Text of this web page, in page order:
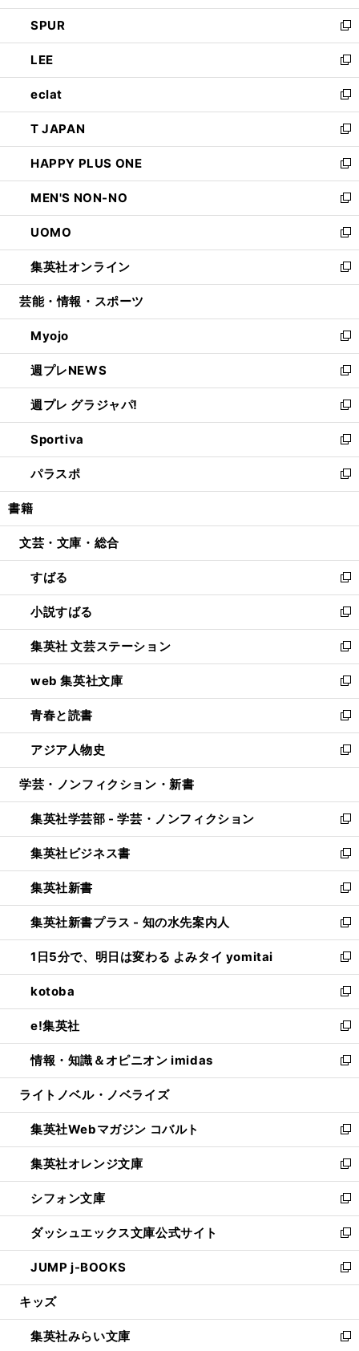
ウ
で
開
く
ン
ド
ウ
で
開
く
ウ
ィ
ン
ド
ウ
で
開
く
し
い
ウ
ィ
ン
ド
ウ
で
開
く
SPUR
新
し
い
ウ
ィ
ン
ド
ウ
で
開
く
LEE
新
し
い
ウ
ィ
ン
ド
ウ
で
開
く
eclat
新
し
い
ウ
ィ
ン
ド
ウ
で
開
く
T JAPAN
新
し
い
ウ
ィ
ン
ド
ウ
で
開
HAPPY PLUS ONE
新
し
い
ウ
ィ
ン
ド
ウ
開
く
MEN'S NON-NO
新
し
い
ウ
ィ
ン
ウ
で
開
く
UOMO
新
し
い
ウ
ン
ド
ウ
で
開
く
集英社オンライン
新
し
ウ
ィ
ン
ド
ウ
で
開
く
芸能・情報・スポーツ
Myojo
新
し
い
ウ
ィ
ン
ド
ウ
で
開
週プレNEWS
新
し
い
ウ
ィ
ン
ド
ウ
開
週プレ グラジャパ!
新
し
い
ウ
ィ
ン
ウ
開
く
Sportiva
新
し
い
ウ
ン
ウ
で
開
く
パラスポ
新
し
ウ
ン
ド
ウ
で
開
く
書籍
文芸・文庫・総合
すばる
新
し
い
ウ
ィ
ン
ド
ウ
で
開
く
小説すばる
新
し
い
ウ
ィ
ン
ド
ウ
で
開
集英社 文芸ステーション
新
し
い
ウ
ィ
ン
ド
ウ
開
く
web 集英社文庫
新
し
い
ウ
ィ
ン
ウ
で
開
く
青春と読書
新
し
い
ウ
ン
ド
ウ
で
開
く
アジア人物史
新
し
ウ
ィ
ン
ド
ウ
で
開
く
学芸・ノンフィクション・新書
集英社学芸部 - 学芸・ノンフィクション
新
し
い
ウ
ィ
ン
ド
ウ
で
開
く
集英社ビジネス書
新
し
い
ウ
ィ
ン
ド
ウ
で
開
く
集英社新書
新
し
い
ウ
ィ
ン
ド
ウ
で
開
く
集英社新書プラス - 知の水先案内人
新
し
い
ウ
ィ
ン
ド
ウ
で
開
1日5分で、明日は変わる よみタイ yomitai
新
し
い
ウ
ィ
ン
ド
ウ
開
く
kotoba
新
し
い
ウ
ィ
ン
ウ
で
開
く
e!集英社
新
し
い
ウ
ン
ド
ウ
で
開
く
情報・知識＆オピニオン imidas
新
し
ウ
ィ
ン
ド
ウ
で
開
く
ライトノベル・ノベライズ
集英社Webマガジン コバルト
新
し
い
ウ
ィ
ン
ド
ウ
で
開
集英社オレンジ文庫
新
し
い
ウ
ィ
ン
ド
ウ
開
く
シフォン文庫
新
し
い
ウ
ィ
ン
ウ
で
ダッシュエックス文庫公式サイト
新
し
い
ウ
ン
ド
JUMP j-BOOKS
新
し
ウ
ィ
キッズ
集英社みらい文庫
新